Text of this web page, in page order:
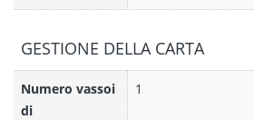
GESTIONE DELLA CARTA
Numero vassoi
di
1